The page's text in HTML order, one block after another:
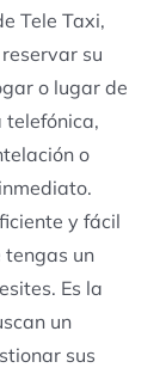
Tele Taxi,
su
o lugar de
o
y fácil
tengas un
Es la
un
sus